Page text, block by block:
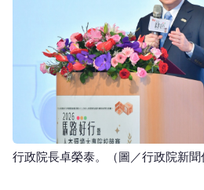
行政院長卓榮泰。（圖／行政院新聞